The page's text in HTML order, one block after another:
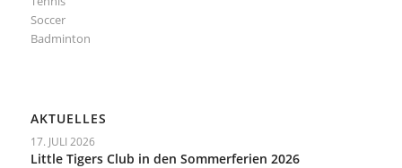
Soccer
Badminton
AKTUELLES
17. JULI 2026
Little Tigers Club in den Sommerferien 2026